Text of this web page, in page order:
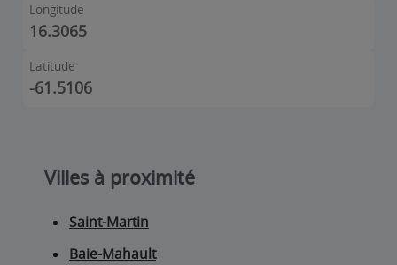
Longitude
16.3065
Latitude
-61.5106
Villes à proximité
Saint-Martin
Baie-Mahault